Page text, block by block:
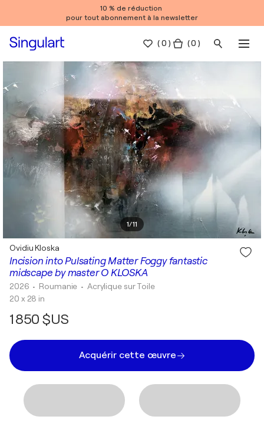
10 % de réduction
pour tout abonnement à la newsletter
(0 ) ( 0 )
1/11
Incision into Pulsating Matter Foggy fantastic
midscape by master O KLOSKA
Ovidiu Kloska
2026 • Roumanie • Acrylique sur Toile
20 x 28 in
1 850 $US
Acquérir cette œuvre